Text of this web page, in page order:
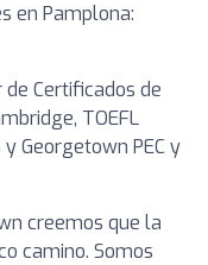
en Pamplona:
Certificados de
TOEFL
y Georgetown PEC y
creemos que la
camino. Somos